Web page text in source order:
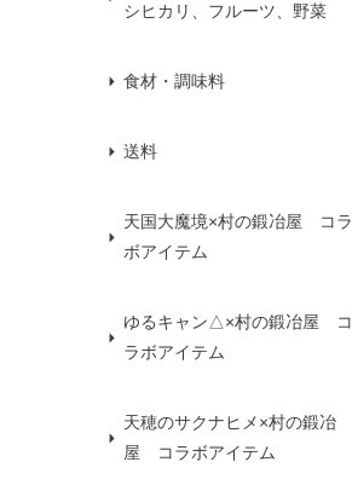
シヒカリ、フルーツ、野菜
食材・調味料
送料
天国大魔境×村の鍛冶屋 コラ
ボアイテム
ゆるキャン△×村の鍛冶屋 コ
ラボアイテム
天穂のサクナヒメ×村の鍛冶
屋 コラボアイテム